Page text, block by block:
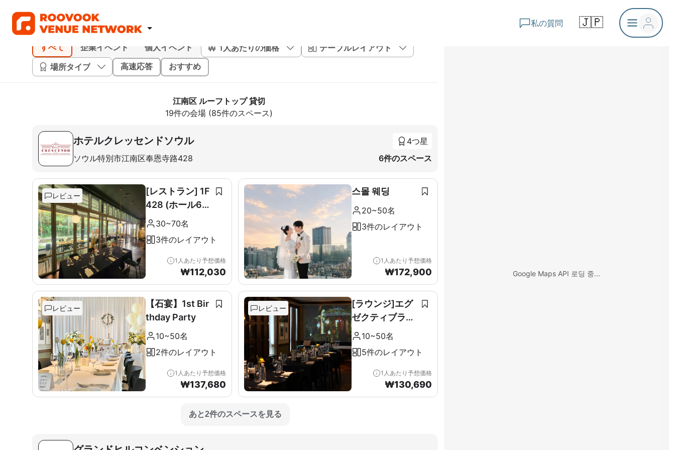
私の質問 🇯🇵
すべて 企業イベント 個人イベント 1人あたりの価格
テーブルレイアウト
場所タイプ
高速応答 おすすめ
江南区 ルーフトップ 貸切
19件の会場 (85件のスペース)
ホテルクレッセンドソウル
ソウル特別市江南区奉恩寺路428
4つ星
6件のスペース
レビュー
[レストラン] 1F
428 (ホール60
席+ルーム10席)
30~70名
3件のレイアウト
1人あたり予想価格
₩112,030
스몰 웨딩
20~50名
3件のレイアウト
1人あたり予想価格
₩172,900
レビュー
【石宴】1st Bir
thday Party
10~50名
2件のレイアウト
1人あたり予想価格
₩137,680
レビュー
[ラウンジ]エグ
ゼクティブラウ
ンジ＆テラス全
10~50名
5件のレイアウト
1人あたり予想価格
₩130,690
あと2件のスペースを見る
Google Maps API 로딩 중...